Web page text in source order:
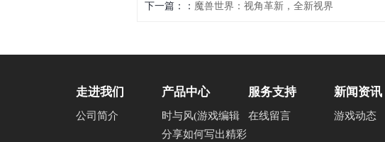
下一篇： 魔兽世界：视角革新，全新视界
走进我们
公司简介
产品中心
时与风(游戏编辑
分享如何写出精彩
服务支持
在线留言
新闻资讯
游戏动态